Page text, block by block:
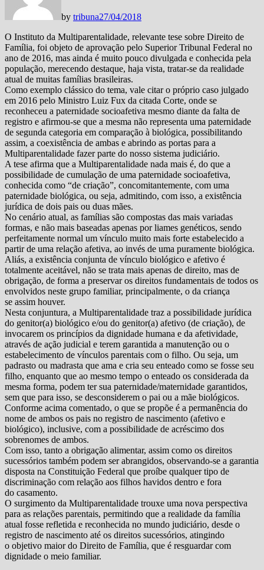
by tribuna27/04/2018
O Instituto da Multiparentalidade, relevante tese sobre Direito de
Família, foi objeto de aprovação pelo Superior Tribunal Federal no
ano de 2016, mas ainda é muito pouco divulgada e conhecida pela
população, merecendo destaque, haja vista, tratar-se da realidade
atual de muitas famílias brasileiras.
Como exemplo clássico do tema, vale citar o próprio caso julgado
em 2016 pelo Ministro Luiz Fux da citada Corte, onde se
reconheceu a paternidade socioafetiva mesmo diante da falta de
registro e afirmou-se que a mesma não representa uma paternidade
de segunda categoria em comparação à biológica, possibilitando
assim, a coexistência de ambas e abrindo as portas para a
Multiparentalidade fazer parte do nosso sistema judiciário.
A tese afirma que a Multiparentalidade nada mais é, do que a
possibilidade de cumulação de uma paternidade socioafetiva,
conhecida como “de criação”, concomitantemente, com uma
paternidade biológica, ou seja, admitindo, com isso, a existência
jurídica de dois pais ou duas mães.
No cenário atual, as famílias são compostas das mais variadas
formas, e não mais baseadas apenas por liames genéticos, sendo
perfeitamente normal um vínculo muito mais forte estabelecido a
partir de uma relação afetiva, ao invés de uma puramente biológica.
Aliás, a existência conjunta de vínculo biológico e afetivo é
totalmente aceitável, não se trata mais apenas de direito, mas de
obrigação, de forma a preservar os direitos fundamentais de todos os
envolvidos neste grupo familiar, principalmente, o da criança
se assim houver.
Nesta conjuntura, a Multiparentalidade traz a possibilidade jurídica
do genitor(a) biológico e/ou do genitor(a) afetivo (de criação), de
invocarem os princípios da dignidade humana e da afetividade,
através de ação judicial e terem garantida a manutenção ou o
estabelecimento de vínculos parentais com o filho. Ou seja, um
padrasto ou madrasta que ama e cria seu enteado como se fosse seu
filho, enquanto que ao mesmo tempo o enteado os considerada da
mesma forma, podem ter sua paternidade/maternidade garantidos,
sem que para isso, se desconsiderem o pai ou a mãe biológicos.
Conforme acima comentado, o que se propõe é a permanência do
nome de ambos os pais no registro de nascimento (afetivo e
biológico), inclusive, com a possibilidade de acréscimo dos
sobrenomes de ambos.
Com isso, tanto a obrigação alimentar, assim como os direitos
sucessórios também podem ser abrangidos, observando-se a garantia
disposta na Constituição Federal que proíbe qualquer tipo de
discriminação com relação aos filhos havidos dentro e fora
do casamento.
O surgimento da Multiparentalidade trouxe uma nova perspectiva
para as relações parentais, permitindo que a realidade da família
atual fosse refletida e reconhecida no mundo judiciário, desde o
registro de nascimento até os direitos sucessórios, atingindo
o objetivo maior do Direito de Família, que é resguardar com
dignidade o meio familiar.